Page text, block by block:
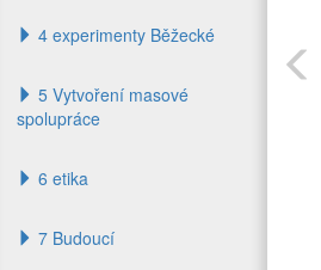
4 experimenty Běžecké
5 Vytvoření masové
spolupráce
6 etika
7 Budoucí